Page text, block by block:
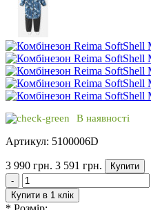
В наявності
Артикул: 5100006D
3 990 грн. 3 591 грн.
Купити
-
Купити в 1 клік